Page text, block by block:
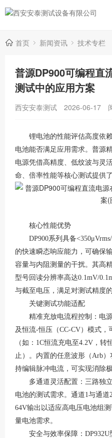
首页 新闻资讯 技术专栏
普源DP900可编程直
测试中的应用方案
西安安泰测试 2026-06-17
锂电池的性能评估高度依
电池能否满足应用需求。普源
电源凭借高精度、低纹波与灵
命、倍率性能等核心测试提供
核心性能优势
DP900系列具备
的快速瞬态响应能力，可确保
容量与内阻测量的干扰。其高
型号回读分辨率高达0.1mV/
与截至电压，满足对测试精度
关键测试功能适配
精准充放电流程控制 ：电
及恒流-恒压（CC-CV）模式
（如：1C恒流充电至4.2V，转
止） 。内置的任意波形（Arb）
持编辑脉冲电流，可实现消除
多通道灵活配置 ：三路独
电池的测试需求。通道1与通道
64V输出以适应高电压电池组
量电池需求。
安全与效率保障 ：